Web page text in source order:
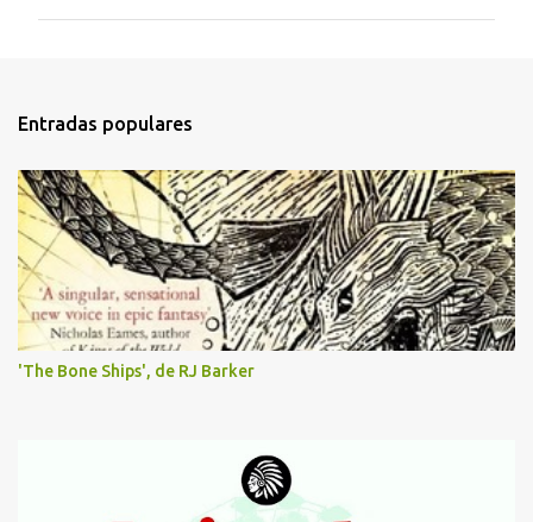
t
r
i
o
s
Entradas populares
'The Bone Ships', de RJ Barker